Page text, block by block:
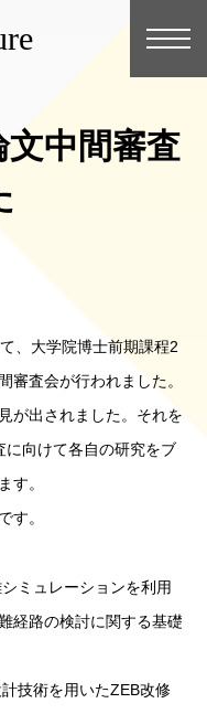
中間審査
、大学院博士前期課程2
審査会が行われました。
が出されました。それを
に向けて各自の研究をブ
す。
す。
ミュレーションを利用
経路の検討に関する基礎
技術を用いたZEB改修